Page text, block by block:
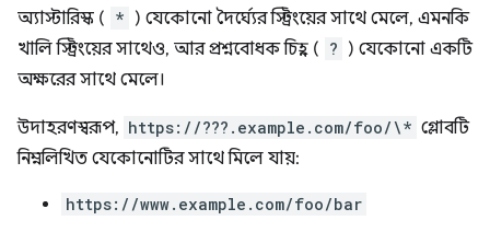
অ্যাস্টারিস্ক ( * ) যেকোনো দৈর্ঘ্যের স্ট্রিংয়ের সাথে মেলে, এমনকি
খালি স্ট্রিংয়ের সাথেও, আর প্রশ্নবোধক চিহ্ন ( ? ) যেকোনো একটি
অক্ষরের সাথে মেলে।
উদাহরণস্বরূপ, https://???.example.com/foo/\* গ্লোবটি
নিম্নলিখিত যেকোনোটির সাথে মিলে যায়:
https://www.example.com/foo/bar